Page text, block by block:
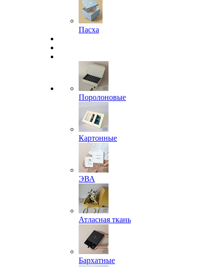
Пасха
Поролоновые
Картонные
ЭВА
Атласная ткань
Бархатные